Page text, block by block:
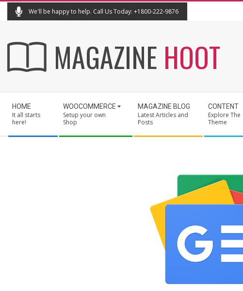
We'll be happy to help. Call Us Today: +1800-222-9876
MAGAZINE HOOT
Navigation
Menu
HOME
It all starts
here!
WOOCOMMERCE
Setup your own
Shop
MAGAZINE BLOG
Latest Articles and
Posts
CONTENT
Explore The
Theme